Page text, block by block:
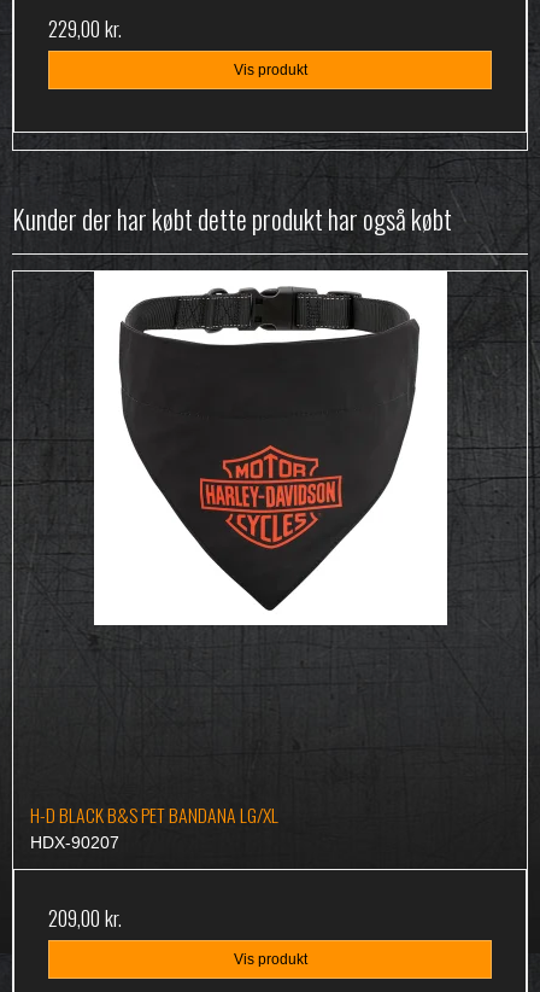
229,00 kr.
Vis produkt
Kunder der har købt dette produkt har også købt
H-D BLACK B&S PET BANDANA LG/XL
HDX-90207
209,00 kr.
Vis produkt